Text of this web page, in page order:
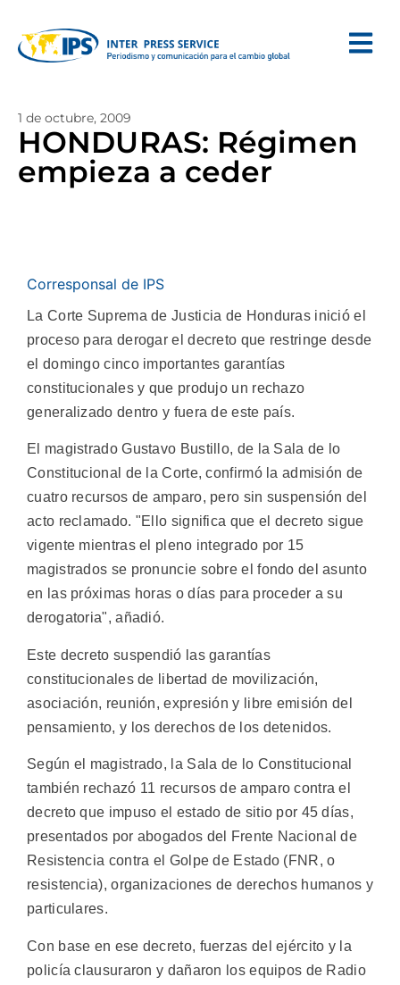
1 de octubre, 2009
HONDURAS: Régimen
empieza a ceder
Corresponsal de IPS
La Corte Suprema de Justicia de Honduras inició el
proceso para derogar el decreto que restringe desde
el domingo cinco importantes garantías
constitucionales y que produjo un rechazo
generalizado dentro y fuera de este país.
El magistrado Gustavo Bustillo, de la Sala de lo
Constitucional de la Corte, confirmó la admisión de
cuatro recursos de amparo, pero sin suspensión del
acto reclamado. "Ello significa que el decreto sigue
vigente mientras el pleno integrado por 15
magistrados se pronuncie sobre el fondo del asunto
en las próximas horas o días para proceder a su
derogatoria", añadió.
Este decreto suspendió las garantías
constitucionales de libertad de movilización,
asociación, reunión, expresión y libre emisión del
pensamiento, y los derechos de los detenidos.
Según el magistrado, la Sala de lo Constitucional
también rechazó 11 recursos de amparo contra el
decreto que impuso el estado de sitio por 45 días,
presentados por abogados del Frente Nacional de
Resistencia contra el Golpe de Estado (FNR, o
resistencia), organizaciones de derechos humanos y
particulares.
Con base en ese decreto, fuerzas del ejército y la
policía clausuraron y dañaron los equipos de Radio